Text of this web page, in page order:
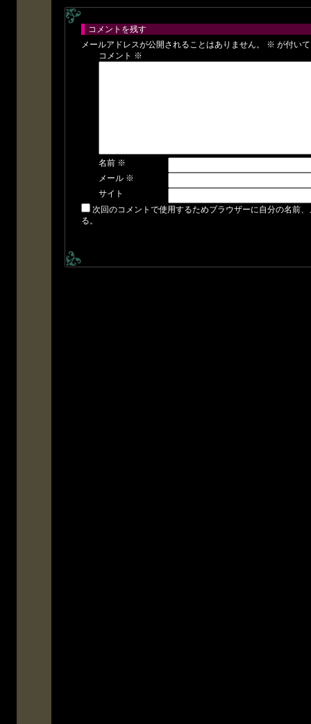
コメントを残す
メールアドレスが公開されることはありません。
※ が付い
コメント ※
名前 ※
メール ※
サイト
次回のコメントで使用するためブラウザーに自分の名前
る。